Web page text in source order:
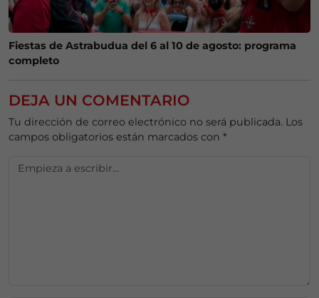
Fiestas de Astrabudua del 6 al 10 de agosto: programa
completo
DEJA UN COMENTARIO
Tu dirección de correo electrónico no será publicada. Los
campos obligatorios están marcados con *